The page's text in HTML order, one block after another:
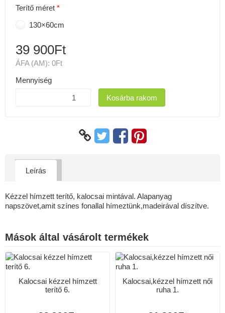
Terítő méret
130×60cm
39 900Ft
ÁFA (AM): 0Ft
Mennyiség
Kosárba rakom
Leírás
Kézzel hímzett terítő, kalocsai mintával. Alapanyag
napszövet,amit színes fonallal hímeztünk,madeirával díszítve.
Mások által vásárolt termékek
Kalocsai kézzel hímzett
terítő 6.
Kalocsai,kézzel hímzett női
ruha 1.